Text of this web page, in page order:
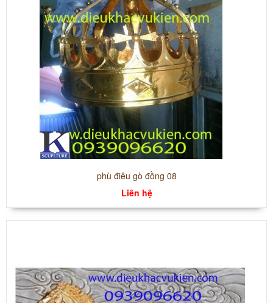
phù điêu gò đồng 08
Liên hệ